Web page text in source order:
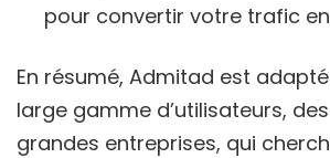
pour convertir votre trafic
En résumé, Admitad est
large gamme d’utilisateurs,
grandes entreprises, qui